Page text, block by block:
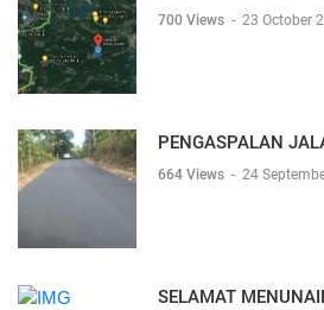
700 Views - 23 October
PENGASPALAN
664 Views - 24
SELAMAT